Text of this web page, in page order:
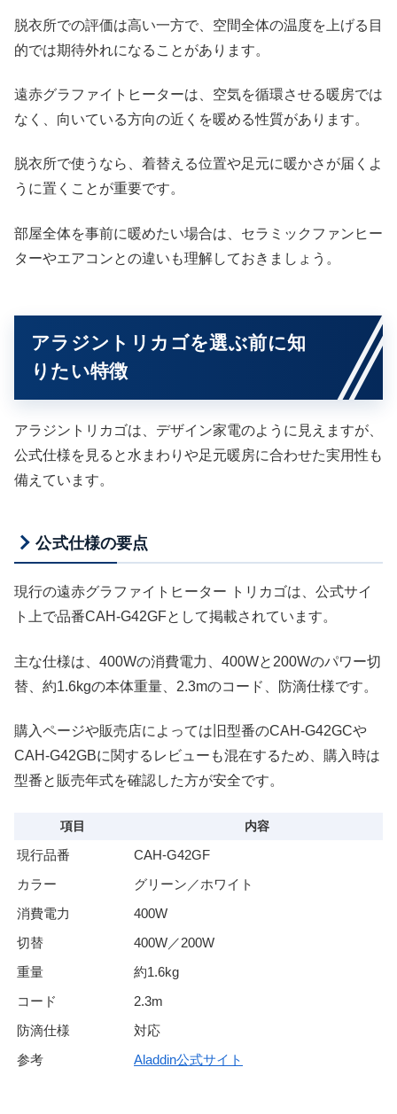
脱衣所での評価は高い一方で、空間全体の温度を上げる目
的では期待外れになることがあります。
遠赤グラファイトヒーターは、空気を循環させる暖房では
なく、向いている方向の近くを暖める性質があります。
脱衣所で使うなら、着替える位置や足元に暖かさが届くよ
うに置くことが重要です。
部屋全体を事前に暖めたい場合は、セラミックファンヒー
ターやエアコンとの違いも理解しておきましょう。
アラジントリカゴを選ぶ前に知
りたい特徴
アラジントリカゴは、デザイン家電のように見えますが、
公式仕様を見ると水まわりや足元暖房に合わせた実用性も
備えています。
公式仕様の要点
現行の遠赤グラファイトヒーター トリカゴは、公式サイ
ト上で品番CAH-G42GFとして掲載されています。
主な仕様は、400Wの消費電力、400Wと200Wのパワー切
替、約1.6kgの本体重量、2.3mのコード、防滴仕様です。
購入ページや販売店によっては旧型番のCAH-G42GCや
CAH-G42GBに関するレビューも混在するため、購入時は
型番と販売年式を確認した方が安全です。
項目 内容
現行品番
CAH-G42GF
カラー
グリーン／ホワイト
消費電力
400W
切替
400W／200W
重量
約1.6kg
コード
2.3m
防滴仕様
対応
参考
Aladdin公式サイト